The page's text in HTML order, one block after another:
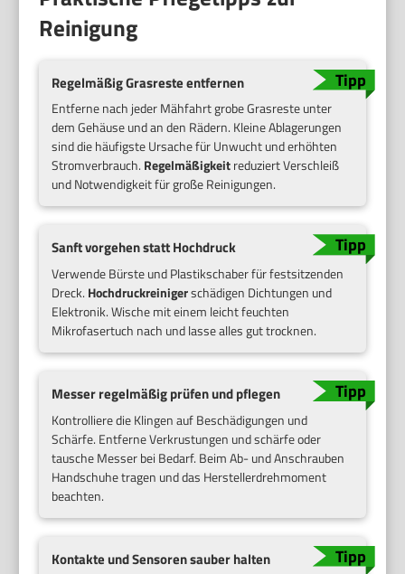
Reinigung
Regelmäßig Grasreste entfernen
Entferne nach jeder Mähfahrt grobe Grasreste unter
dem Gehäuse und an den Rädern. Kleine Ablagerungen
sind die häufigste Ursache für Unwucht und erhöhten
Stromverbrauch. Regelmäßigkeitreduziert Verschleiß
und Notwendigkeit für große Reinigungen.
Sanft vorgehen statt Hochdruck
Verwende Bürste und Plastikschaber für festsitzenden
Dreck. Hochdruckreinigerschädigen Dichtungen und
Elektronik. Wische mit einem leicht feuchten
Mikrofasertuch nach und lasse alles gut trocknen.
Messer regelmäßig prüfen und pflegen
Kontrolliere die Klingen auf Beschädigungen und
Schärfe. Entferne Verkrustungen und schärfe oder
tausche Messer bei Bedarf. Beim Ab- und Anschrauben
Handschuhe tragen und das Herstellerdrehmoment
beachten.
Kontakte und Sensoren sauber halten